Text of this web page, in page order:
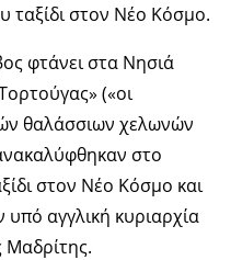
ταξίδι στον Νέο Κόσμο.
φτάνει στα Νησιά
(«οι
θαλάσσιων χελωνών
στο
στον Νέο Κόσμο και
υπό αγγλική κυριαρχία
Μαδρίτης.